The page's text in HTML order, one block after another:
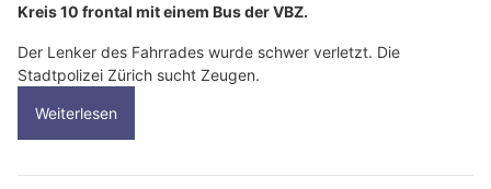
Kreis 10 frontal mit einem Bus der VBZ.
Der Lenker des Fahrrades wurde schwer verletzt. Die
Stadtpolizei Zürich sucht Zeugen.
Weiterlesen